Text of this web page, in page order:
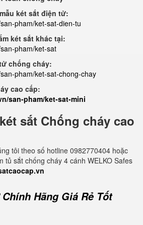
két sắt điện tử:
pham/ket-sat-dien-tu
két sắt khác tại:
pham/ket-sat
chống cháy:
pham/ket-sat-chong-chay
cao cấp:
san-pham/ket-sat-mini
sắt Chống cháy cao
tôi theo số hotline 0982770404 hoặc
tủ sắt chống cháy 4 cánh WELKO Safes
Hãng Giá Rẻ Tốt